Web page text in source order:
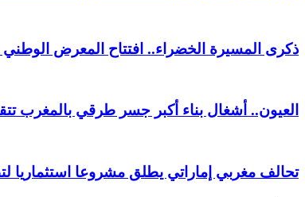
ذكرى المسيرة الخضراء.. افتتاح المعرض الوطني
العيون.. أشغال بناء أكبر جسر طرقي بالمغرب
تحالف مغربي إماراتي يطلق مشروعا استثماريا